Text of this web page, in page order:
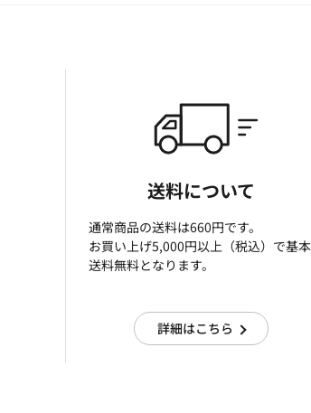
送料について
通常商品の送料は660円です。
お買い上げ5,000円以上（税込）で基本
送料無料となります。
詳細はこちら